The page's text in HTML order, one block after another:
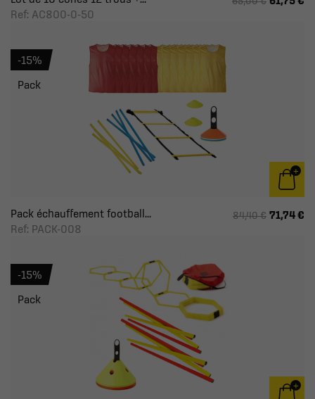
Ref: AC800-0-50
Pack échauffement football...
Ref: PACK-008
84,40 € 71,74 €
-15%
Pack
-15%
Pack